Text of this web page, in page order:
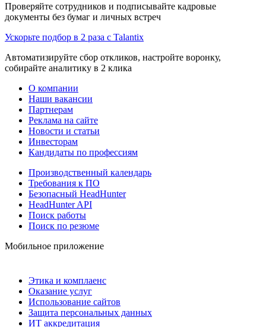
Проверяйте сотрудников и подписывайте кадровые
документы без бумаг и личных встреч
Ускорьте подбор в 2 раза с Talantix
Автоматизируйте сбор откликов, настройте воронку,
собирайте аналитику в 2 клика
О компании
Наши вакансии
Партнерам
Реклама на сайте
Новости и статьи
Инвесторам
Кандидаты по профессиям
Производственный календарь
Требования к ПО
Безопасный HeadHunter
HeadHunter API
Поиск работы
Поиск по резюме
Мобильное приложение
Этика и комплаенс
Оказание услуг
Использование сайтов
Защита персональных данных
ИТ аккредитация